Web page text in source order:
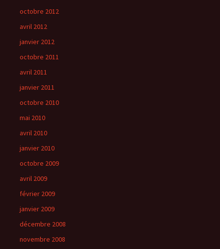
octobre 2012
avril 2012
janvier 2012
octobre 2011
avril 2011
janvier 2011
octobre 2010
mai 2010
avril 2010
janvier 2010
octobre 2009
avril 2009
février 2009
janvier 2009
décembre 2008
novembre 2008